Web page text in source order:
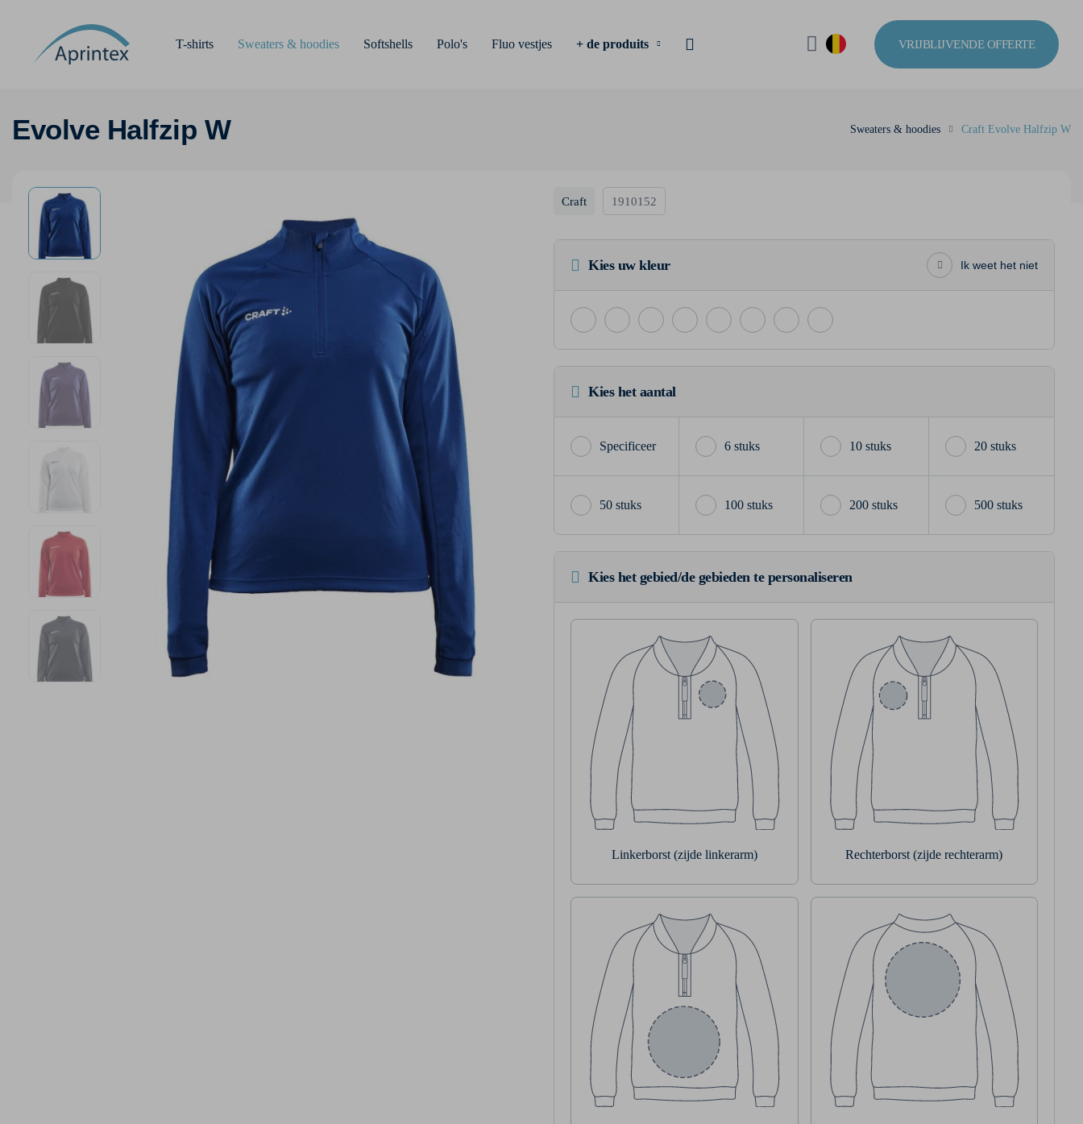
T-shirts Sweaters & hoodies Softshells Polo's Fluo vestjes + de produits VRIJBLIJVENDE OFFERTE
Evolve Halfzip W Sweaters & hoodies Craft Evolve Halfzip W
Craft 1910152
Kies uw kleur Ik weet het niet
Kies het aantal
6 stuks 10 stuks 20 stuks
50 stuks 100 stuks 200 stuks 500 stuks
Kies het gebied/de gebieden te personaliseren
Linkerborst (zijde linkerarm) Rechterborst (zijde rechterarm)